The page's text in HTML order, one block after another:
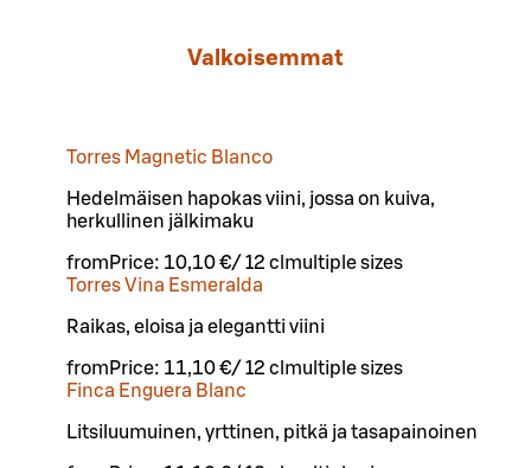
Valkoisemmat
Torres Magnetic Blanco
Hedelmäisen hapokas viini, jossa on kuiva,
herkullinen jälkimaku
from Price: 10,10 €/ 12 cl multiple sizes
Torres Vina Esmeralda
Raikas, eloisa ja elegantti viini
from Price: 11,10 €/ 12 cl multiple sizes
Finca Enguera Blanc
Litsiluumuinen, yrttinen, pitkä ja tasapainoinen